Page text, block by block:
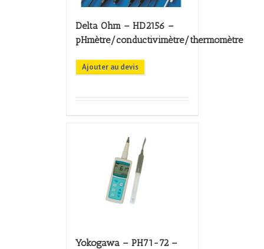
Delta Ohm – HD2156 –
pHmètre/conductivimètre/thermomètre
Ajouter au devis
Yokogawa – PH71-72 –